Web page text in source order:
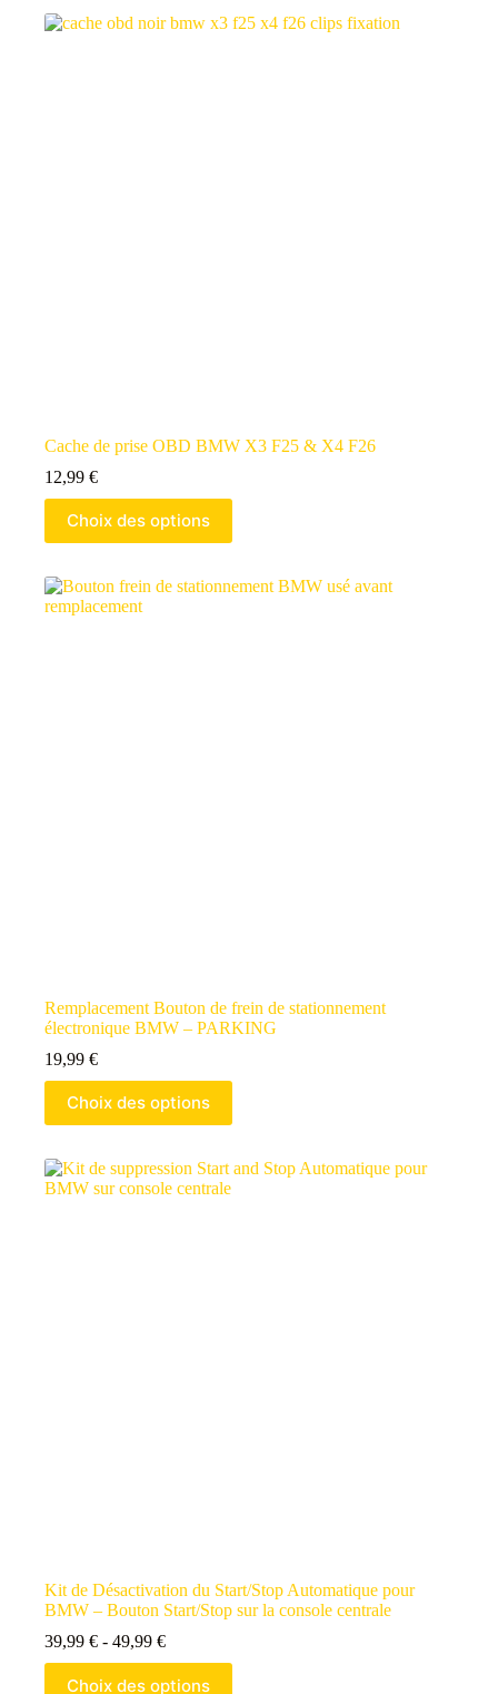
Cache de prise OBD BMW X3 F25 & X4 F26
12,99 €
Choix des options
Remplacement Bouton de frein de stationnement
électronique BMW – PARKING
19,99 €
Choix des options
Kit de Désactivation du Start/Stop Automatique pour
BMW – Bouton Start/Stop sur la console centrale
39,99 € - 49,99 €
Choix des options